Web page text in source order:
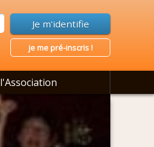
je me pré-inscris !
l'Association